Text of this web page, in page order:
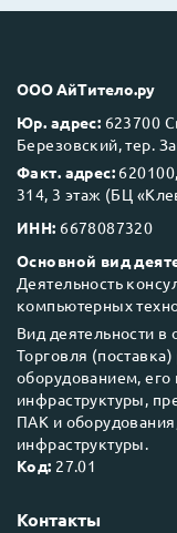
Next
ООО АйТитело.ру
Юр. адрес: 623700
Березовский, тер.
Факт. адрес:
314, 3 этаж (БЦ
ИНН: 6678087320
Основной вид
Деятельность
компьютерных
Вид деятельности
Торговля
оборудованием,
инфраструктуры,
ПАК и
инфраструктуры.
Код: 27.01
Контакты